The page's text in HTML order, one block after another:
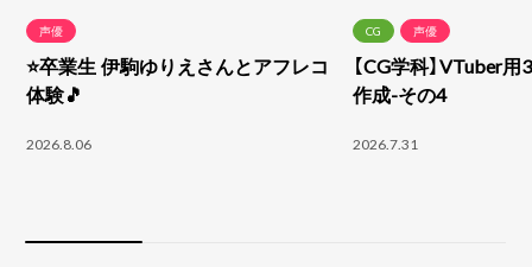
声優
⭐卒業生 伊駒ゆりえさんとアフレコ
体験🎵
2026.8.06
CG 声優
【CG学科】VTuber
作成-その4
2026.7.31